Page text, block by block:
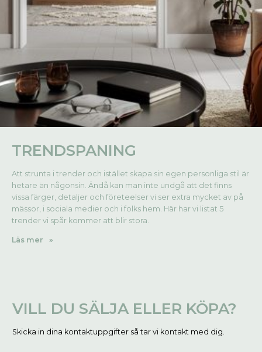
TRENDSPANING
Att strunta i trender och istället skapa sin egen personliga stil är
hetare än någonsin. Ändå kan man inte undgå att det finns
vissa färger, detaljer och företeelser vi ser extra mycket av på
mässor, i sociala medier och i folks hem. Här har vi listat 5
trender vi spår kommer att blir stora.
Läs mer
VILL DU SÄLJA ELLER KÖPA?
Skicka in dina kontaktuppgifter så tar vi kontakt med dig.